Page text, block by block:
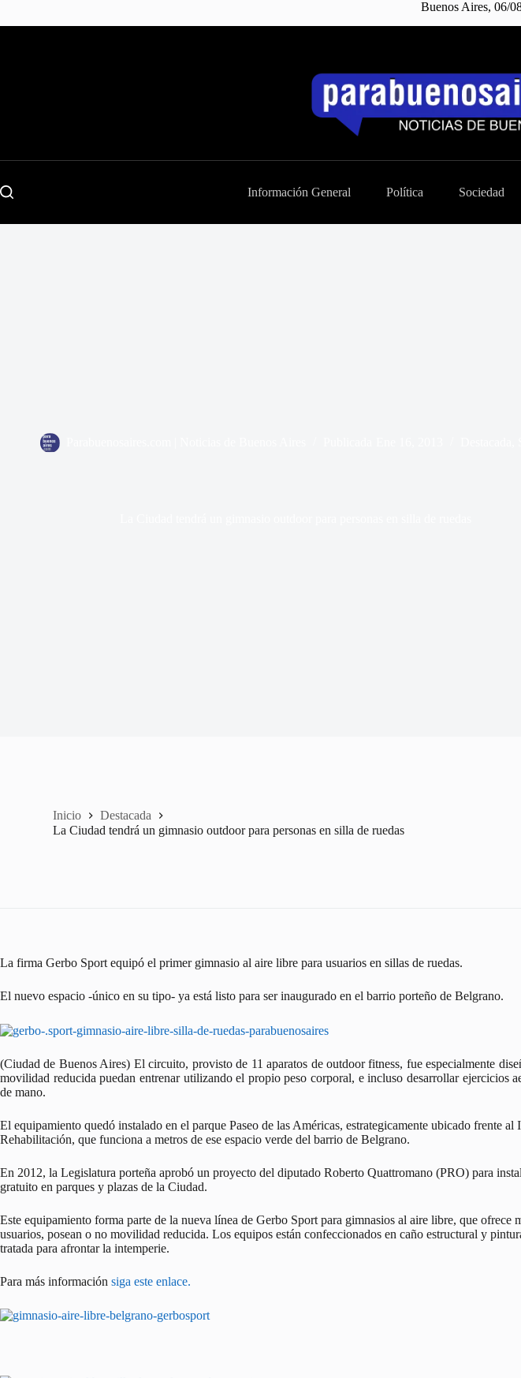
Buenos Aires, 06/
Información General Política Sociedad
Inicio
Destacada
La Ciudad tendrá un gimnasio outdoor para personas en silla de ruedas
La firma Gerbo Sport equipó el primer gimnasio al aire libre para usuarios en sillas de ruedas.
El nuevo espacio -único en su tipo- ya está listo para ser inaugurado en el barrio porteño de Belgrano.
(Ciudad de Buenos Aires) El circuito, provisto de 11 aparatos de outdoor fitness, fue especialmente
movilidad reducida puedan entrenar utilizando el propio peso corporal, e incluso desarrollar ejercicios
de mano.
El equipamiento quedó instalado en el parque Paseo de las Américas, estrategicamente ubicado frente
Rehabilitación, que funciona a metros de ese espacio verde del barrio de Belgrano.
En 2012, la Legislatura porteña aprobó un proyecto del diputado Roberto Quattromano (PRO) para
gratuito en parques y plazas de la Ciudad.
Este equipamiento forma parte de la nueva línea de Gerbo Sport para gimnasios al aire libre, que ofrece
usuarios, posean o no movilidad reducida. Los equipos están confeccionados en caño estructural y
tratada para afrontar la intemperie.
Para más información siga este enlace.